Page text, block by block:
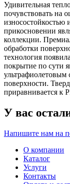
Удивительная
почувствовать на
износостойкостью
прикосновении
коллекции.
обработки
технология
покрытие по сути
поверхности.
приравнивается к
У вас
Напишите нам на
О компании
Каталог
Услуги
Контакты